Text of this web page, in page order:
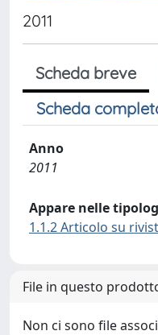
2011
Scheda breve
Scheda
Anno
2011
Appare nelle
1.1.2 Articolo su
File in questo
Non ci sono file